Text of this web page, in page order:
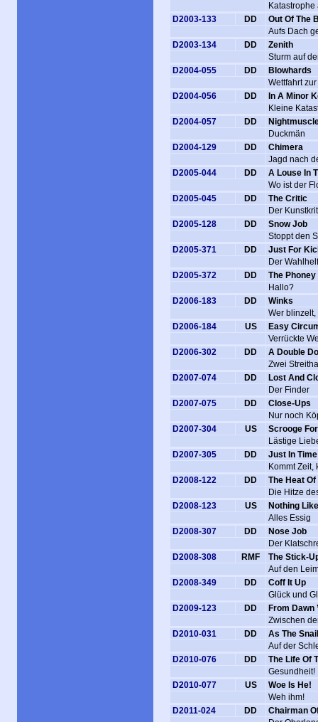
D2003-133
DD
Out Of The
Aufs Dach
D2003-134
DD
Zenith
Sturm auf
D2004-055
DD
Blowhards
Wettfahrt
D2004-056
DD
In A Minor
Kleine
D2004-057
DD
Duckmän
D2004-129
DD
Chimera
Jagd nach
D2005-044
DD
A Louse In
Wo ist der
D2005-045
DD
The Critic
Der
D2005-128
DD
Snow Job
Stoppt den
D2005-371
DD
Just For
Der
D2005-372
DD
The Phoney
Hallo?
D2006-183
DD
Winks
Wer
D2006-184
US
Easy
Verrückte
D2006-302
DD
A Double
Zwei
D2007-074
DD
Lost And
Der Finder
D2007-075
DD
Close-Ups
Nur noch
D2007-304
US
Scrooge
Lästige
D2007-305
DD
Just In Time
Kommt Zeit,
D2008-122
DD
The Heat
Die Hitze
D2008-123
US
Nothing
Alles Essig
D2008-307
DD
Nose Job
Der
D2008-308
RMF
The Stick-
Auf den
D2008-349
DD
Coff It Up
Glück und
D2009-123
DD
From Dawn
Zwischen
D2010-031
DD
As The
Auf der
D2010-076
DD
The Life Of
Gesundheit!
D2010-077
US
Woe Is He!
Weh ihm!
D2011-024
DD
Chairman